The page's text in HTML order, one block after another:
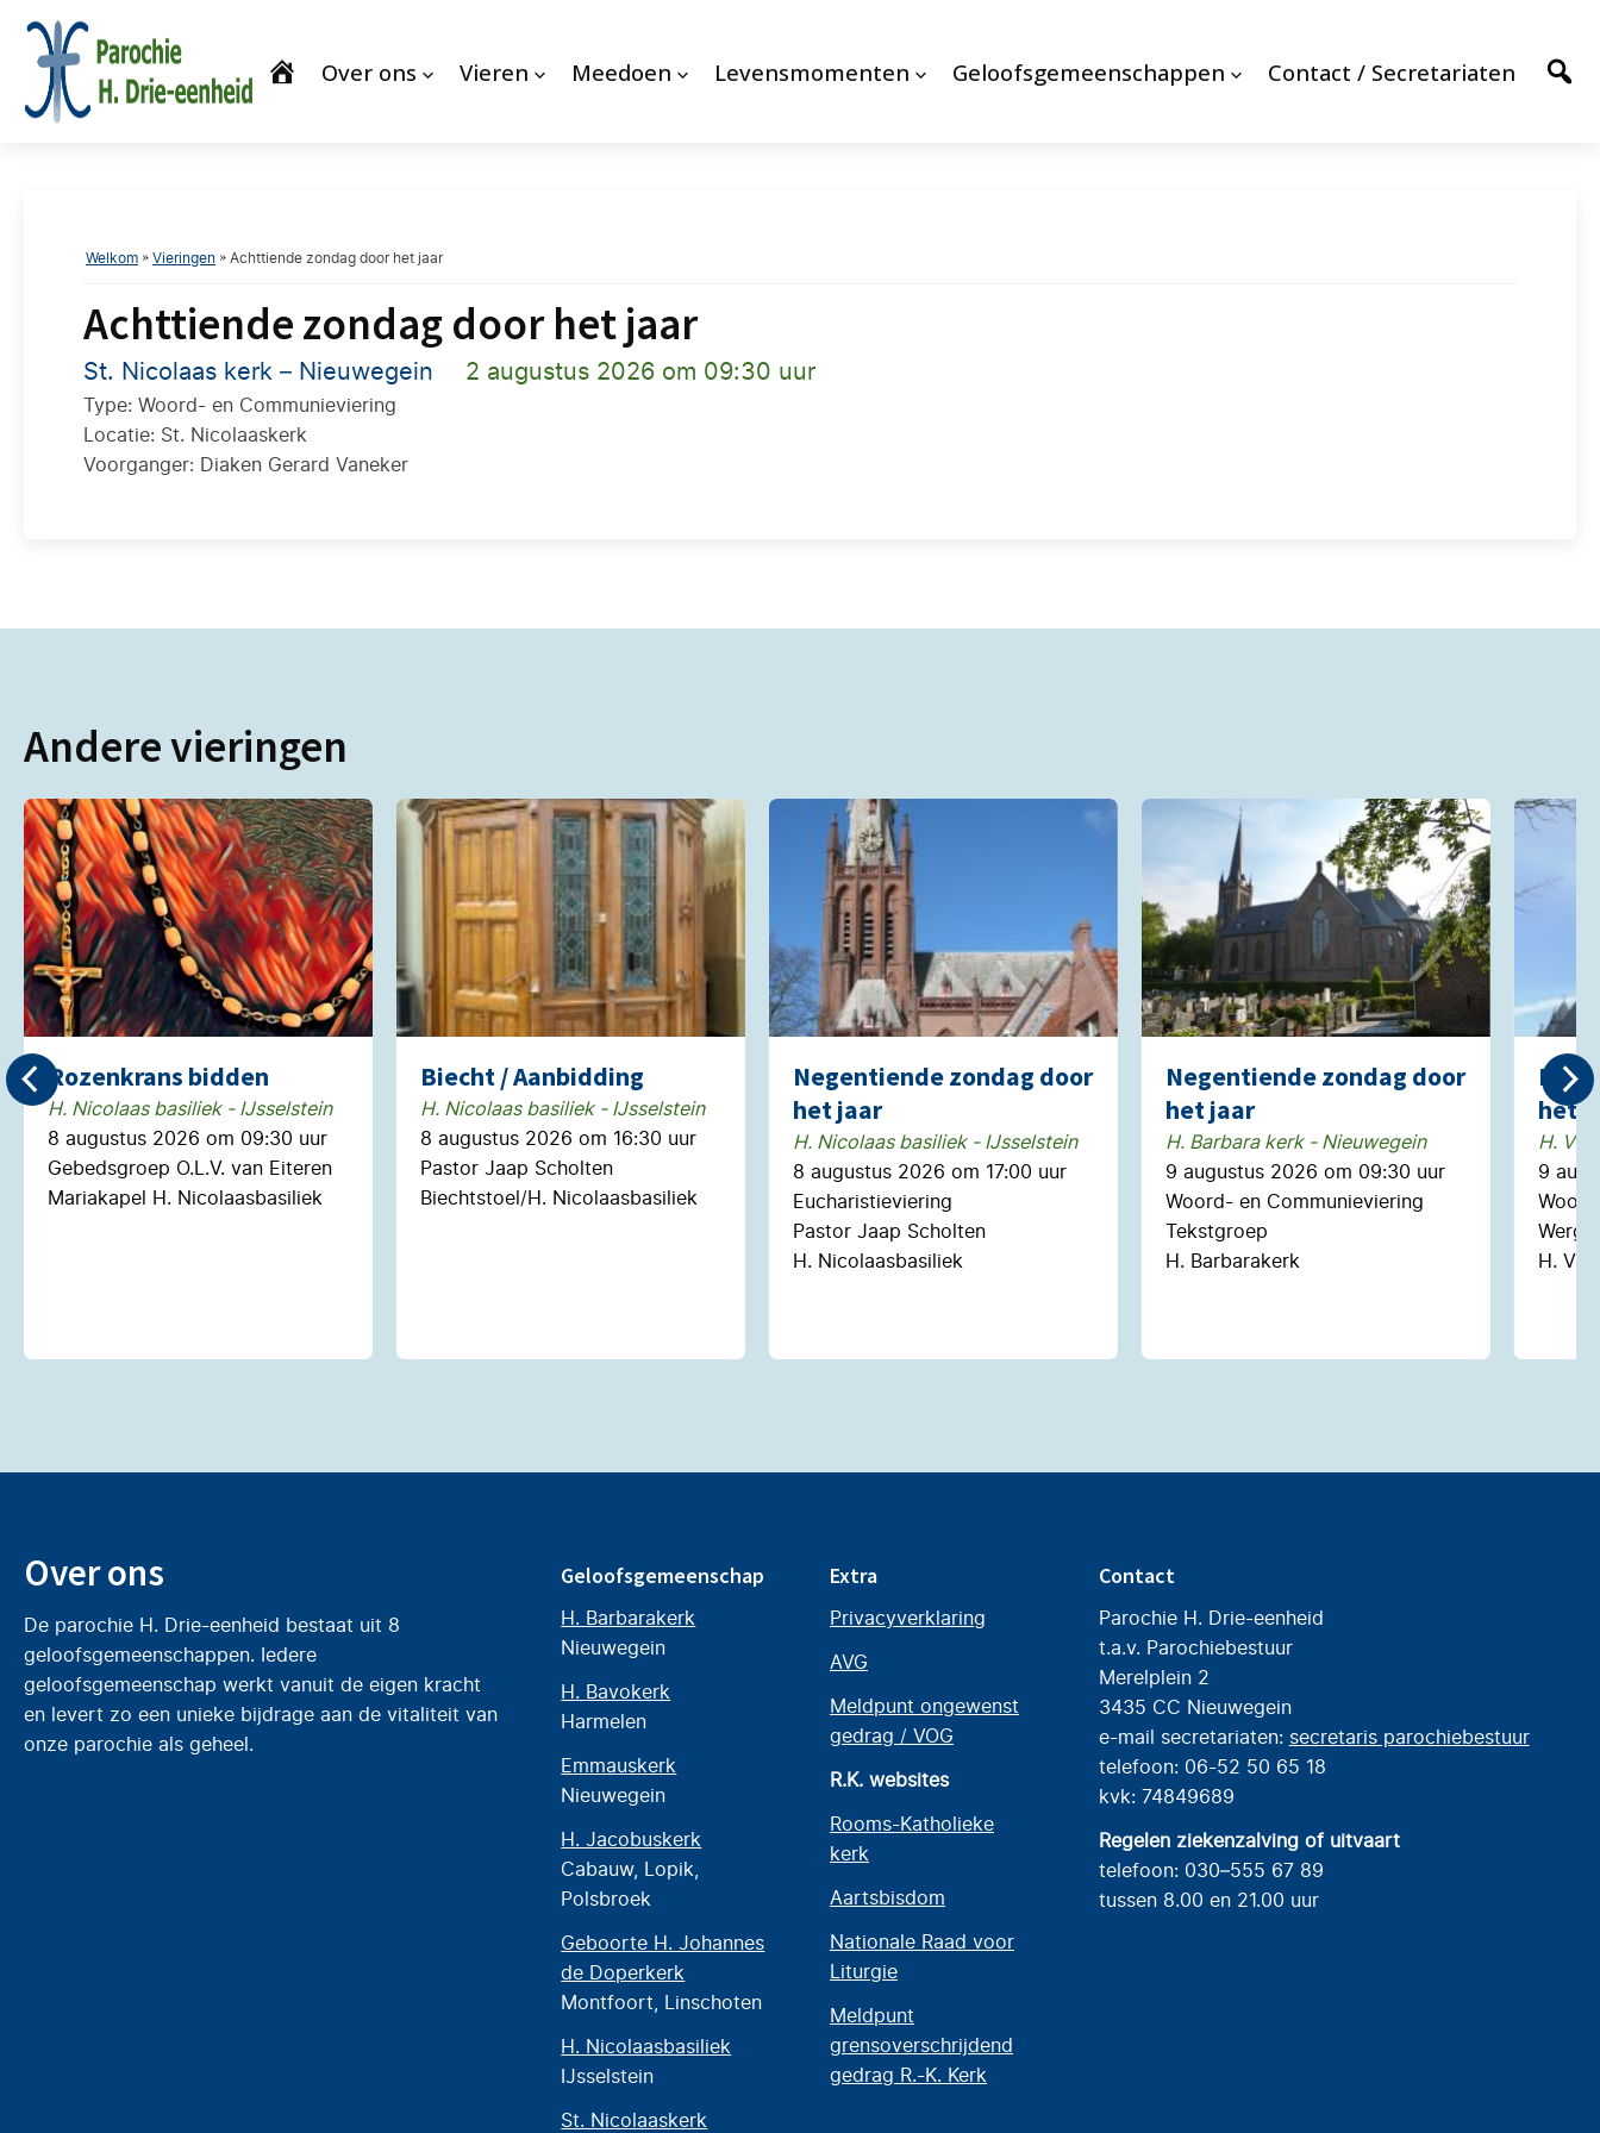
Over ons Vieren Meedoen Levensmomenten Geloofsgemeenschappen Contact / Secretariaten
Welkom » Vieringen » Achttiende zondag door het jaar
Achttiende zondag door het jaar
St. Nicolaas kerk – Nieuwegein 2 augustus 2026 om 09:30 uur
Type: Woord- en Communieviering
Locatie: St. Nicolaaskerk
Voorganger: Diaken Gerard Vaneker
Andere vieringen
Rozenkrans bidden
H. Nicolaas basiliek - IJsselstein
8 augustus 2026 om 09:30 uur
Gebedsgroep O.L.V. van Eiteren
Mariakapel H. Nicolaasbasiliek
Biecht / Aanbidding
H. Nicolaas basiliek - IJsselstein
8 augustus 2026 om 16:30 uur
Pastor Jaap Scholten
Biechtstoel/H. Nicolaasbasiliek
Negentiende zondag door
het jaar
H. Nicolaas basiliek - IJsselstein
8 augustus 2026 om 17:00 uur
Eucharistieviering
Pastor Jaap Scholten
H. Nicolaasbasiliek
Negentiende zondag door
het jaar
H. Barbara kerk - Nieuwegein
9 augustus 2026 om 09:30 uur
Woord- en Communieviering
Tekstgroep
H. Barbarakerk
het
H.
9
H.
Over ons
De parochie H. Drie-eenheid bestaat uit 8
geloofsgemeenschappen. Iedere
geloofsgemeenschap werkt vanuit de eigen kracht
en levert zo een unieke bijdrage aan de vitaliteit van
onze parochie als geheel.
Geloofsgemeenschap
H. Barbarakerk
Nieuwegein
H. Bavokerk
Harmelen
Emmauskerk
Nieuwegein
H. Jacobuskerk
Cabauw, Lopik,
Polsbroek
Geboorte H. Johannes
de Doperkerk
Montfoort, Linschoten
H. Nicolaasbasiliek
IJsselstein
St. Nicolaaskerk
Extra
Privacyverklaring
AVG
Meldpunt ongewenst
gedrag / VOG
R.K. websites
Rooms-Katholieke
kerk
Aartsbisdom
Nationale Raad voor
Liturgie
Meldpunt
grensoverschrijdend
gedrag R.-K. Kerk
Contact
Parochie H. Drie-eenheid
t.a.v. Parochiebestuur
Merelplein 2
3435 CC Nieuwegein
e-mail secretariaten: secretaris parochiebestuur
telefoon: 06-52 50 65 18
kvk: 74849689
Regelen ziekenzalving of uitvaart
telefoon: 030–555 67 89
tussen 8.00 en 21.00 uur